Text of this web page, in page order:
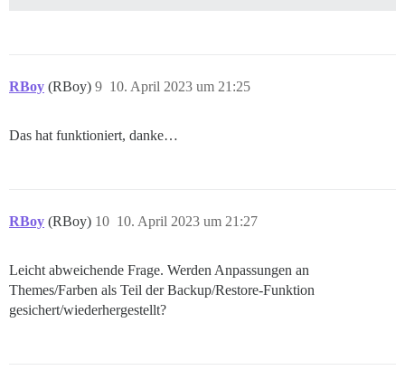
RBoy (RBoy) 10. April 2023 um 21:25
9
Das hat funktioniert, danke…
RBoy (RBoy) 10. April 2023 um 21:27
10
Leicht abweichende Frage. Werden Anpassungen an
Themes/Farben als Teil der Backup/Restore-Funktion
gesichert/wiederhergestellt?